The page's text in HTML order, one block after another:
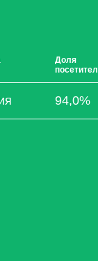
Доля
94,0%